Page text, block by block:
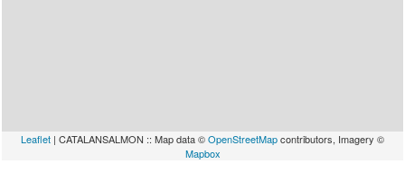
Leaflet | CATALANSALMON :: Map data ©OpenStreetMapcontributors, Imagery ©
Mapbox